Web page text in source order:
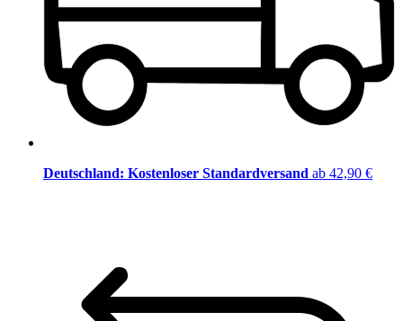
Deutschland: Kostenloser Standardversand ab 42,90 €